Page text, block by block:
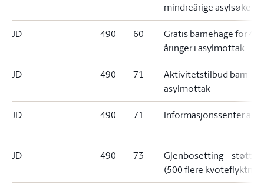
mindreårige asylsøkere
JD 490 60
Gratis barnehage for
åringer i asylmottak
JD 490 71
Aktivitetstilbud barn
asylmottak
JD 490 71 Informasjonssenter au-
JD 490 73
Gjenbosetting –
(500 flere